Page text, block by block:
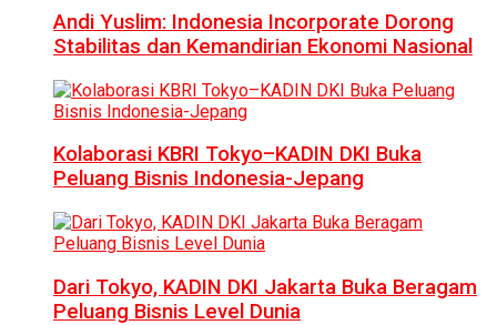
Andi Yuslim: Indonesia Incorporate Dorong
Stabilitas dan Kemandirian Ekonomi Nasional
Kolaborasi KBRI Tokyo–KADIN DKI Buka
Peluang Bisnis Indonesia-Jepang
Dari Tokyo, KADIN DKI Jakarta Buka Beragam
Peluang Bisnis Level Dunia